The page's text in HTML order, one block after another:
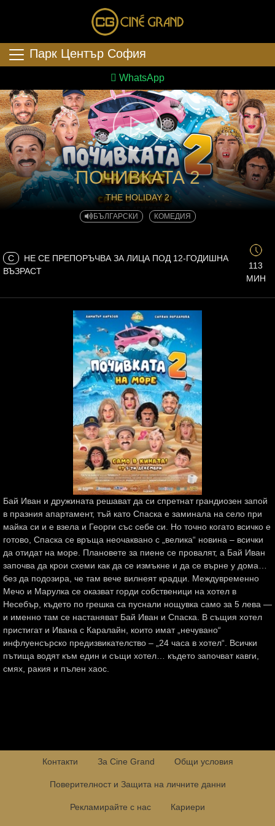
Парк Център София
WhatsApp
ПОЧИВКАТА 2
THE HOLIDAY 2
БЪЛГАРСКИ КОМЕДИЯ
C
НЕ СЕ ПРЕПОРЪЧВА ЗА ЛИЦА ПОД 12-ГОДИШНА
ВЪЗРАСТ
113
МИН
Бай Иван и дружината решават да си спретнат грандиозен запой
в празния апартамент, тъй като Спаска е заминала на село при
майка си и е взела и Георги със себе си. Но точно когато всичко е
готово, Спаска се връща неочаквано с „велика“ новина – всички
да отидат на море. Плановете за пиене се провалят, а Бай Иван
започва да крои схеми как да се измъкне и да се върне у дома…
без да подозира, че там вече вилнеят крадци. Междувременно
Мечо и Марулка се оказват горди собственици на хотел в
Несебър, където по грешка са пуснали нощувка само за 5 лева —
и именно там се настаняват Бай Иван и Спаска. В същия хотел
пристигат и Ивана с Каралайн, които имат „нечувано“
инфлуенсърско предизвикателство – „24 часа в хотел“. Всички
пътища водят към един и същи хотел… където започват кавги,
смях, ракия и пълен хаос.
Контакти За Cine Grand Общи условия
Поверителност и Защита на личните данни
Рекламирайте с нас Кариери